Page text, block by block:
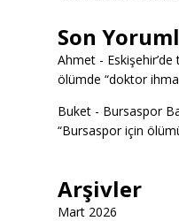
Son
Ahmet-
ölümde “doktor
Buket- Bursaspor
“Bursaspor için
Arşivler
Mart 2026